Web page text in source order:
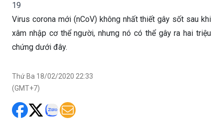
19
Virus corona mới (nCoV) không nhất thiết gây sốt sau khi
xâm nhập cơ thể người, nhưng nó có thể gây ra hai triệu
chứng dưới đây.
Thứ Ba 18/02/2020 22:33
(GMT+7)